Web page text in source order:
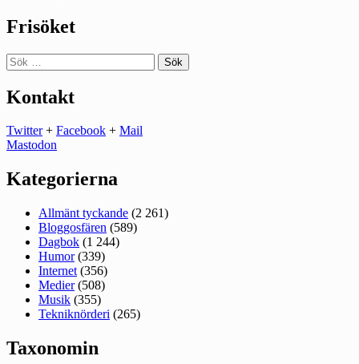
Frisöket
Sök
efter:
Kontakt
Twitter+ Facebook + Mail
Mastodon
Kategorierna
Allmänt tyckande (2 261)
Bloggosfären (589)
Dagbok (1 244)
Humor(339)
Internet (356)
Medier(508)
Musik (355)
Tekniknörderi (265)
Taxonomin